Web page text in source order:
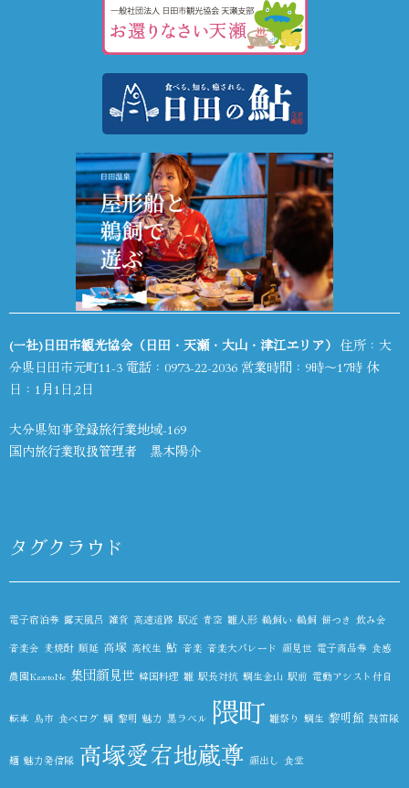
(一社)日田市観光協会（日田・天瀬・大山・津江エリア） 住所：大
分県日田市元町11-3 電話： 0973-22-2036 営業時間：9時～17時 休
日：1月1日,2日
大分県知事登録旅行業地域-169
国内旅行業取扱管理者 黒木陽介
タグクラウド
電子宿泊券 露天風呂 雑貨 高速道路 駅近 青空 雛人形 鵜飼い 鵜飼 餅つき 飲み会
音楽会 麦焼酎 順延 高塚 高校生 鮎 音楽 音楽大パレード 顔見世 電子商品券 食感
農園KazetoNe 集団顔見世 韓国料理 雛 駅長対抗 鯛生金山 駅前 電動アシスト付自
転車 鳥市 食べログ 鯛 黎明 魅力 黒ラベル 隈町 雛祭り 鯛生 黎明館 鼓笛隊
麺 魅力発信隊 高塚愛宕地蔵尊 顔出し 食堂